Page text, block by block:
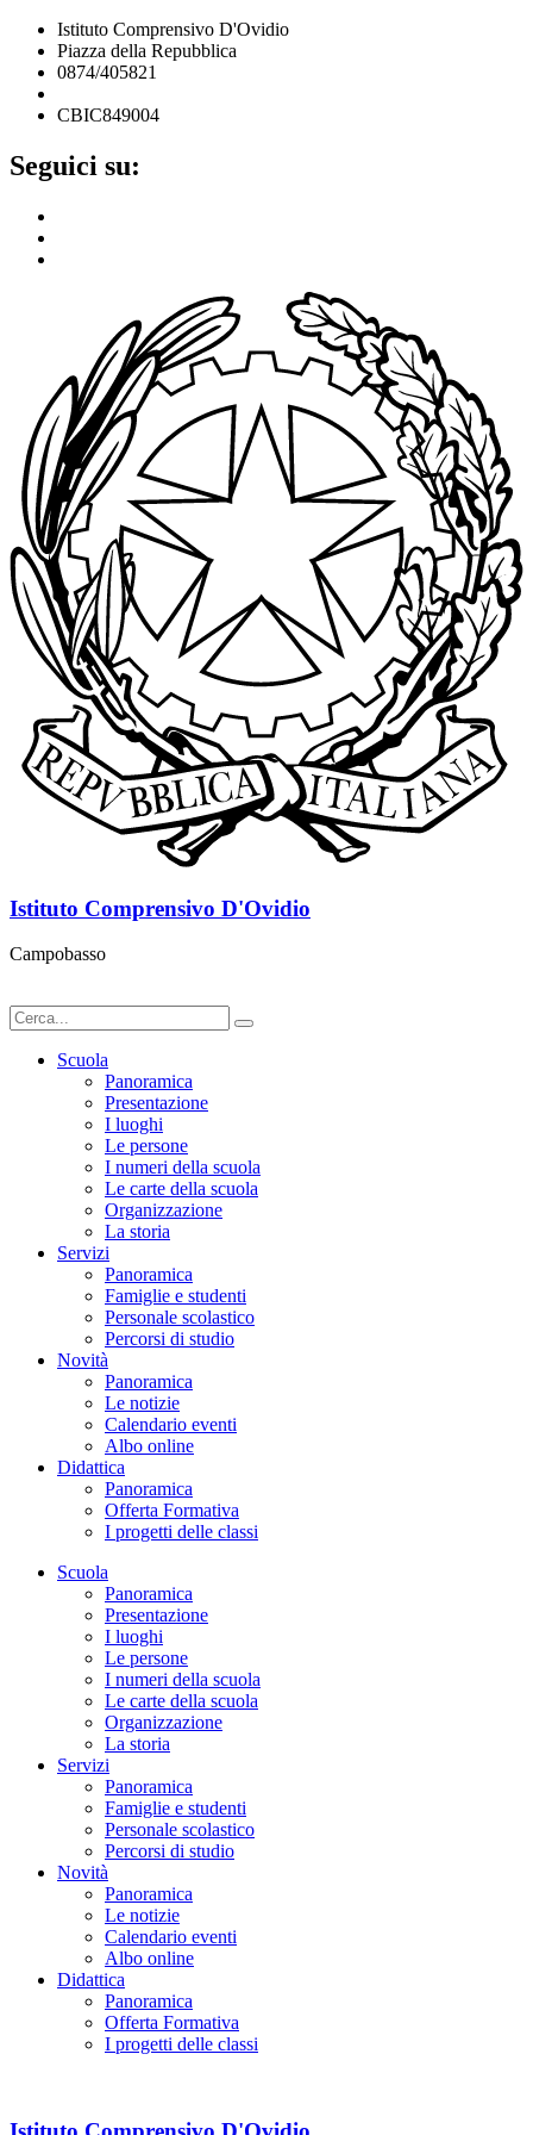
Istituto Comprensivo D'Ovidio
Piazza della Repubblica
0874/405821
CBIC849004
Seguici su:
Istituto Comprensivo D'Ovidio
Campobasso
Scuola
Panoramica
Presentazione
I luoghi
Le persone
I numeri della scuola
Le carte della scuola
Organizzazione
La storia
Servizi
Panoramica
Famiglie e studenti
Personale scolastico
Percorsi di studio
Novità
Panoramica
Le notizie
Calendario eventi
Albo online
Didattica
Panoramica
Offerta Formativa
I progetti delle classi
Scuola
Panoramica
Presentazione
I luoghi
Le persone
I numeri della scuola
Le carte della scuola
Organizzazione
La storia
Servizi
Panoramica
Famiglie e studenti
Personale scolastico
Percorsi di studio
Novità
Panoramica
Le notizie
Calendario eventi
Albo online
Didattica
Panoramica
Offerta Formativa
I progetti delle classi